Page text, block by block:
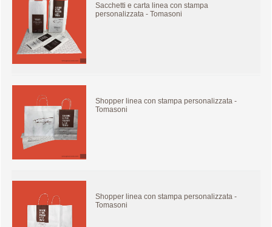
Sacchetti e carta linea con stampa
personalizzata - Tomasoni
Shopper linea con stampa personalizzata -
Tomasoni
Shopper linea con stampa personalizzata -
Tomasoni